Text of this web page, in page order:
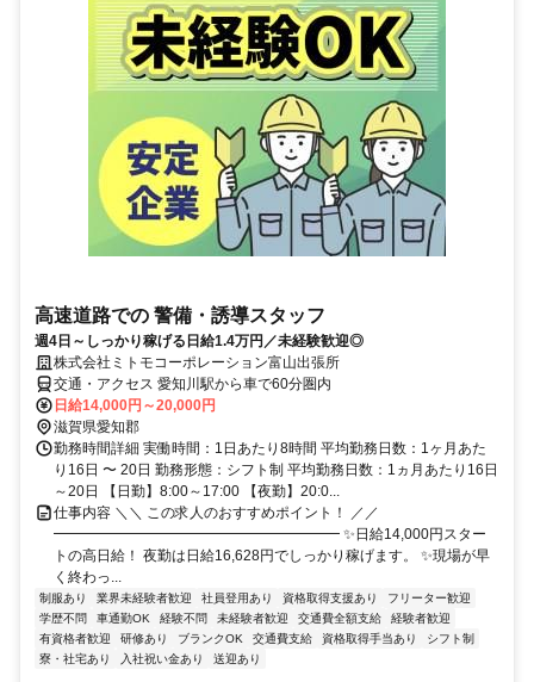
高速道路での 警備・誘導スタッフ
週4日～しっかり稼げる日給1.4万円／未経験歓迎◎
株式会社ミトモコーポレーション富山出張所
交通・アクセス 愛知川駅から車で60分圏内
日給14,000円～20,000円
滋賀県愛知郡
勤務時間詳細 実働時間：1日あたり8時間 平均勤務日数：1ヶ月あた
り16日 〜 20日 勤務形態：シフト制 平均勤務日数：1ヵ月あたり16日
～20日 【日勤】8:00～17:00 【夜勤】20:0...
仕事内容 ＼＼ この求人のおすすめポイント！ ／／
━━━━━━━━━━━━━━━━━━━━ ✨日給14,000円スター
トの高日給！ 夜勤は日給16,628円でしっかり稼げます。 ✨現場が早
く終わっ...
制服あり 業界未経験者歓迎 社員登用あり 資格取得支援あり
フリーター歓迎
学歴不問
車通勤OK 経験不問 未経験者歓迎 交通費全額支給
経験者歓迎
有資格者歓迎
研修あり ブランクOK 交通費支給 資格取得手当あり
シフト制
寮・社宅あり
入社祝い金あり 送迎あり